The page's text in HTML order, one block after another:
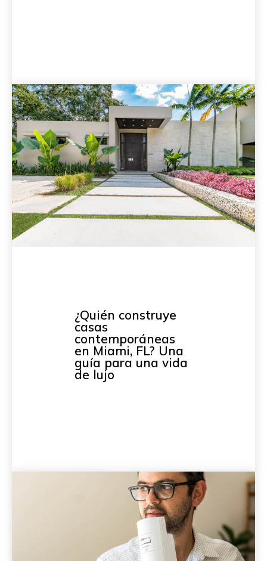
¿Quién construye
casas
contemporáneas
en Miami, FL? Una
guía para una vida
de lujo